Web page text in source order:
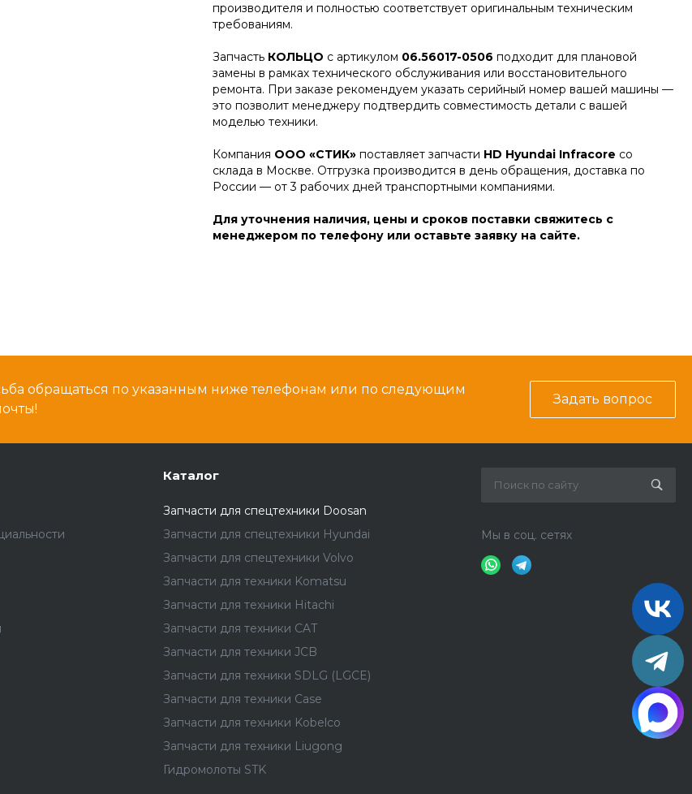
производителя и полностью соответствует оригинальным техническим
требованиям.
Запчасть КОЛЬЦО с артикулом 06.56017-0506 подходит для плановой
замены в рамках технического обслуживания или восстановительного
ремонта. При заказе рекомендуем указать серийный номер вашей машины —
это позволит менеджеру подтвердить совместимость детали с вашей
моделью техники.
Компания ООО «СТИК»поставляет запчасти HD Hyundai Infracore со
склада в Москве. Отгрузка производится в день обращения, доставка по
России — от 3 рабочих дней транспортными компаниями.
Для уточнения наличия, цены и сроков поставки свяжитесь с
менеджером по телефону или оставьте заявку на сайте.
обращаться по указанным ниже телефонам или по следующим
Задать вопрос
Каталог
Запчасти для спецтехники Doosan
Запчасти для спецтехники Hyundai
Запчасти для спецтехники Volvo
Запчасти для техники Komatsu
Запчасти для техники Hitachi
Запчасти для техники CAT
Запчасти для техники JCB
Запчасти для техники SDLG (LGCE)
Запчасти для техники Case
Запчасти для техники Kobelco
Запчасти для техники Liugong
Гидромолоты STK
Мы в соц. сетях